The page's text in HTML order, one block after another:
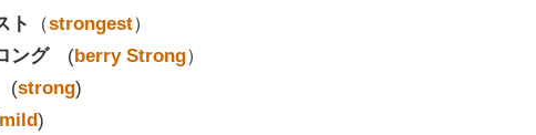
ト （strongest）
ング(berry Strong）
strong)
mild)